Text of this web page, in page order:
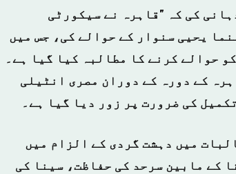
کی کہ "قاہرہ نے سیکورٹی
یحیی سنوار کے حوالے کی، جس میں
حوالے کرنے کا مطالبہ کیا گیا ہے۔
کے دورہ کے دوران مصری انٹیلی
کی ضرورت پر زور دیا گیا ہے۔
میں دہشت گردی کے الزام میں
کے مابین سرحد کی حفاظت، سینا کی